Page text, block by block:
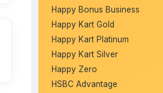
Happy Bonus Business
Happy Kart Gold
Happy Kart Platinum
Happy Kart Silver
Happy Zero
HSBC Advantage